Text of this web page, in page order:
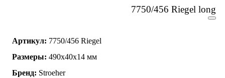
7750/456 Riegel long
Артикул: 7750/456 Riegel
Размеры: 490x40x14 мм
Бренд: Stroeher